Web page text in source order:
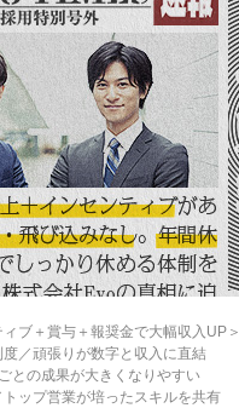
ブ＋賞与＋報奨金で大幅収入UP＞
／頑張りが数字と収入に直結
との成果が大きくなりやすい
ップ営業が培ったスキルを共有